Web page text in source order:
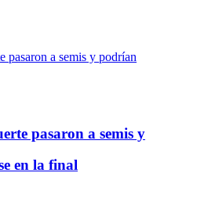
pasaron a semis y
en la final